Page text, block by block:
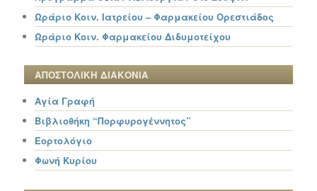
Ωράριο Κοιν. Ιατρείου – Φαρμακείου Ορεστιάδος
Ωράριο Κοιν. Φαρμακείου Διδυμοτείχου
ΑΠΟΣΤΟΛΙΚΗ ΔΙΑΚΟΝΙΑ
Αγία Γραφή
Βιβλιοθήκη “Πορφυρογέννητος”
Εορτολόγιο
Φωνή Κυρίου